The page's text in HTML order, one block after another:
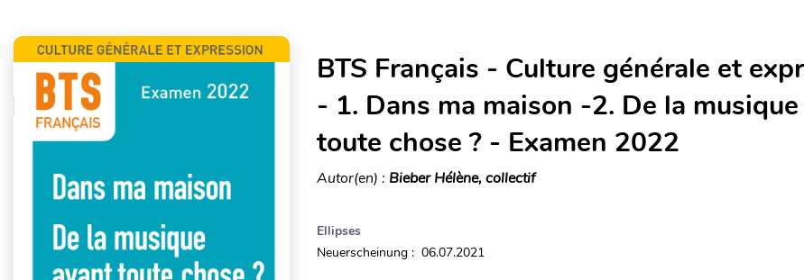
BTS Français - Culture générale et
- 1. Dans ma maison -2. De la
toute chose ? - Examen 2022
Autor(en) : Bieber Hélène, collectif
Ellipses
Neuerscheinung : 06.07.2021